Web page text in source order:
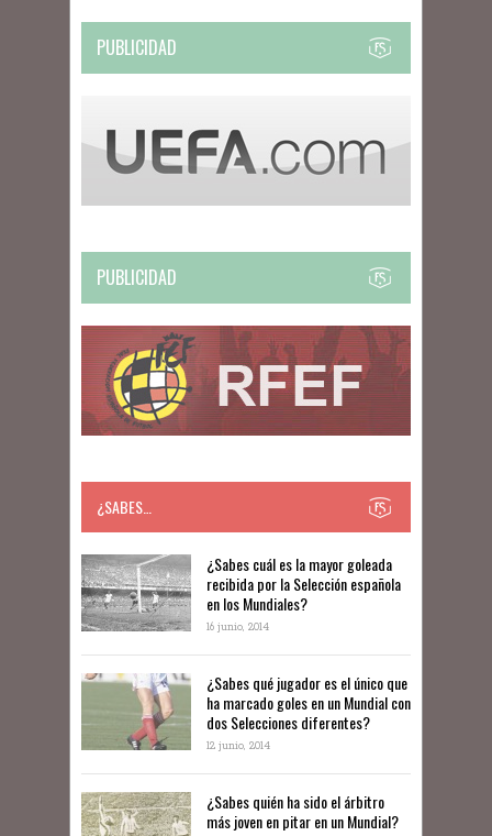
PUBLICIDAD
PUBLICIDAD
¿SABES…
​​¿Sabes cuál es la mayor goleada
recibida por la Selección española
en los Mundiales?
16 junio, 2014
¿Sabes qué jugador es el único que
ha marcado goles en un Mundial con
dos Selecciones diferentes?
12 junio, 2014
¿Sabes quién ha sido el árbitro
más joven en pitar en un Mundial?